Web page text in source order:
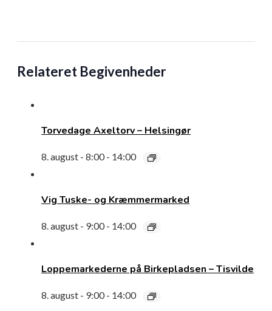
Relateret Begivenheder
Torvedage Axeltorv – Helsingør
8. august - 8:00- 14:00
Vig Tuske- og Kræmmermarked
8. august - 9:00- 14:00
Loppemarkederne på Birkepladsen – Tisvilde
8. august - 9:00- 14:00